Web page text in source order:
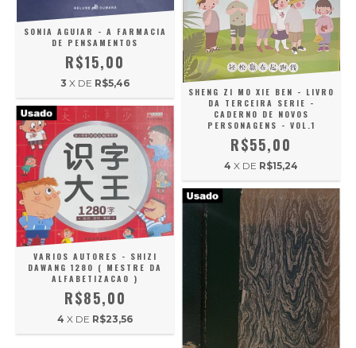
SONIA AGUIAR - A FARMACIA
DE PENSAMENTOS
R$15,00
3 X DE R$5,46
SHENG ZI MO XIE BEN - LIVRO
DA TERCEIRA SERIE -
CADERNO DE NOVOS
PERSONAGENS - VOL.1
R$55,00
4 X DE R$15,24
VARIOS AUTORES - SHIZI
DAWANG 1280 ( MESTRE DA
ALFABETIZACAO )
R$85,00
4 X DE R$23,56